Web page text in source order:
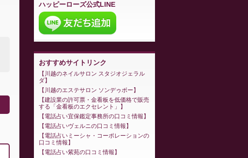
ハッピーローズ公式LINE
おすすめサイトリンク
川越のネイルサロン スタジオジェラル
ダ
川越のエステサロン ソンデゥボー
建設業の許可票・金看板を低価格で販売
する「金看板のエクセレント」
電話占い宜保鑑定事務所の口コミ情報
電話占いヴェルニの口コミ情報
電話占いミーシャ・コーポレーションの
口コミ情報
電話占い紫苑の口コミ情報